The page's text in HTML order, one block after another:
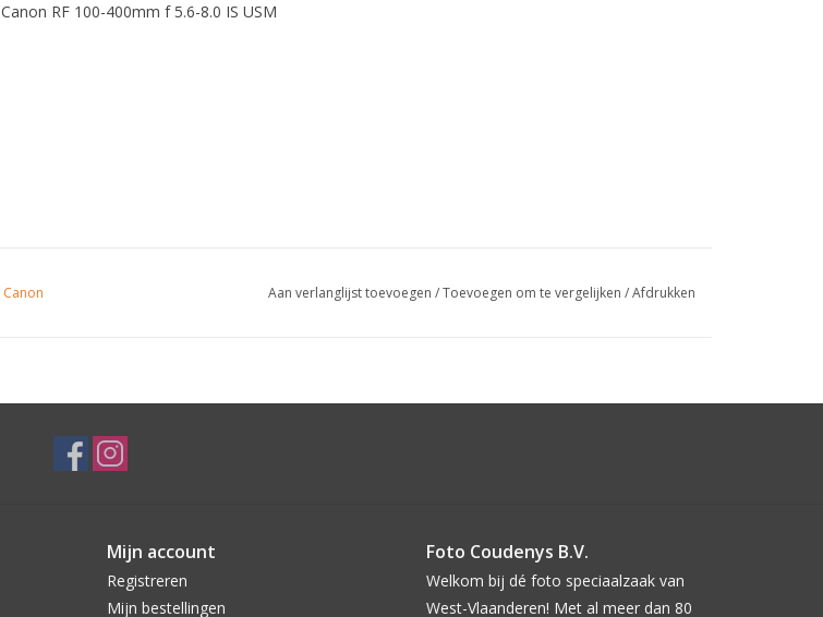
Canon RF 100-400mm f 5.6-8.0 IS USM
Canon Aan verlanglijst toevoegen /Toevoegen om te vergelijken /Afdrukken
Mijn account
Registreren
Mijn bestellingen
Foto Coudenys B.V.
Welkom bij dé foto speciaalzaak van
West-Vlaanderen! Met al meer dan 80